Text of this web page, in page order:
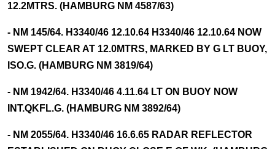
12.2MTRS. (HAMBURG NM 4587/63)
- NM 145/64. H3340/46 12.10.64 H3340/46 12.10.64 NOW
SWEPT CLEAR AT 12.0MTRS, MARKED BY G LT BUOY,
ISO.G. (HAMBURG NM 3819/64)
- NM 1942/64. H3340/46 4.11.64 LT ON BUOY NOW
INT.QKFL.G. (HAMBURG NM 3892/64)
- NM 2055/64. H3340/46 16.6.65 RADAR REFLECTOR